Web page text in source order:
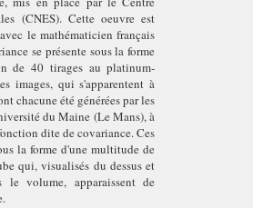
(CNES). Cette oeuvre est
le mathématicien français
se présente sous la forme
de 40 tirages au platinum-
images, qui s'apparentent à
chacune été générées par les
du Maine (Le Mans), à
dite de covariance. Ces
la forme d'une multitude de
qui, visualisés du dessus et
le volume, apparaissent de